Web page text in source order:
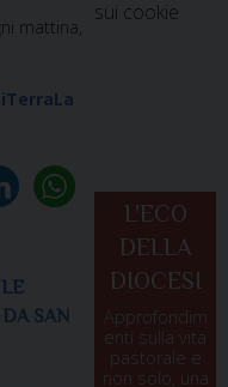
mattina,
SAN
sui cookie
L'ECO
DELLA
DIOCESI
Approfondim
enti sulla vita
pastorale e
non solo, una